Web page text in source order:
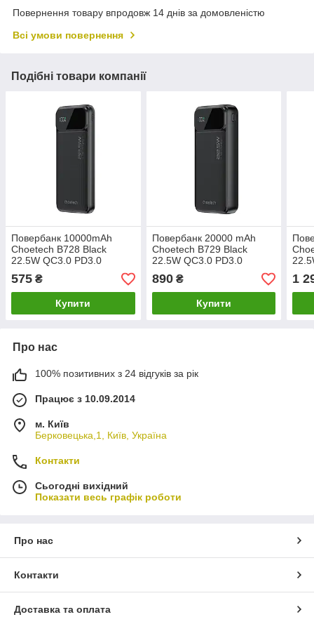
Повернення товару впродовж 14 днів за домовленістю
Всі умови повернення
Подібні товари компанії
Повербанк 10000mAh
Choetech B728 Black
22.5W QC3.0 PD3.0
575 ₴
Купити
Повербанк 20000 mAh
Choetech B729 Black
22.5W QC3.0 PD3.0
890₴
Купити
1
Про нас
100% позитивних з 24 відгуків за рік
Працює з 10.09.2014
м. Київ
Берковецька,1, Київ, Україна
Контакти
Сьогодні вихідний
Показати весь графік роботи
Про нас
Контакти
Доставка та оплата